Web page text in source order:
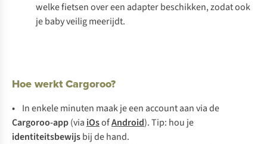
welke fietsen over een adapter beschikken, zodat ook
je baby veilig meerijdt.
Hoe werkt Cargoroo?
• In enkele minuten maak je een account aan via de
Cargoroo-app(via iOsofAndroid). Tip: hou je
identiteitsbewijsbij de hand.